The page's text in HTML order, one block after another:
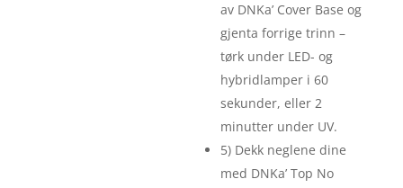
av DNKa’ Cover Base og
gjenta forrige trinn –
tørk under LED- og
hybridlamper i 60
sekunder, eller 2
minutter under UV.
5) Dekk neglene dine
med DNKa’ Top No